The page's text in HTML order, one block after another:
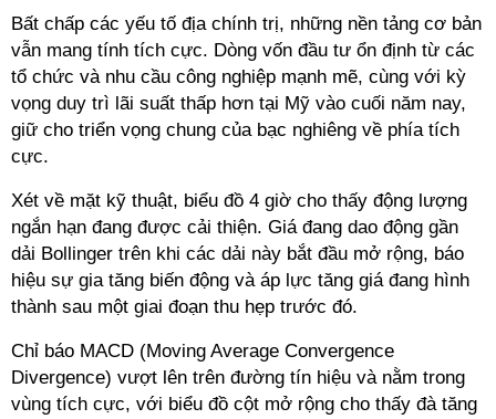
Bất chấp các yếu tố địa chính trị, những nền tảng cơ bản
vẫn mang tính tích cực. Dòng vốn đầu tư ổn định từ các
tổ chức và nhu cầu công nghiệp mạnh mẽ, cùng với kỳ
vọng duy trì lãi suất thấp hơn tại Mỹ vào cuối năm nay,
giữ cho triển vọng chung của bạc nghiêng về phía tích
cực.
Xét về mặt kỹ thuật, biểu đồ 4 giờ cho thấy động lượng
ngắn hạn đang được cải thiện. Giá đang dao động gần
dải Bollinger trên khi các dải này bắt đầu mở rộng, báo
hiệu sự gia tăng biến động và áp lực tăng giá đang hình
thành sau một giai đoạn thu hẹp trước đó.
Chỉ báo MACD (Moving Average Convergence
Divergence) vượt lên trên đường tín hiệu và nằm trong
vùng tích cực, với biểu đồ cột mở rộng cho thấy đà tăng